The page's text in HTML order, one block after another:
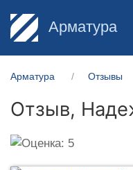
Арматура
Арматура Отзывы
Отзыв,